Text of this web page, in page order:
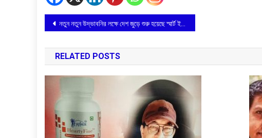
Post
navigation
নতুন নতুন উদ্ভাবনির লক্ষে দেশ জুড়ে শুরু হয়েছে স্মার্ট ইন্ডিয়া হ্যাকাথনের গ্রুপ বাছাইপর্ব
RELATED POSTS